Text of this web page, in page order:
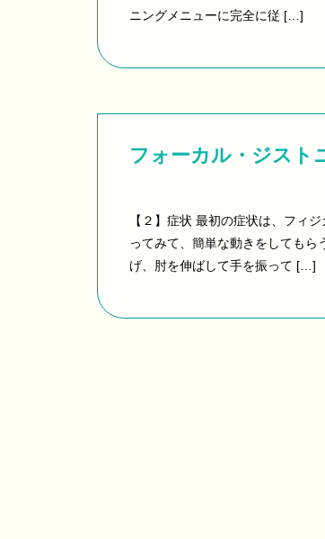
ニングメニューに完全に従 […]
フォーカル・ジスト
【２】症状 最初の症状は、フィ
ってみて、簡単な動きをしても
げ、肘を伸ばして手を振って […]